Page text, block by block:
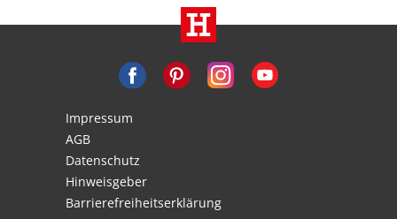
Impressum
AGB
Datenschutz
Hinweisgeber
Barrierefreiheitserklärung